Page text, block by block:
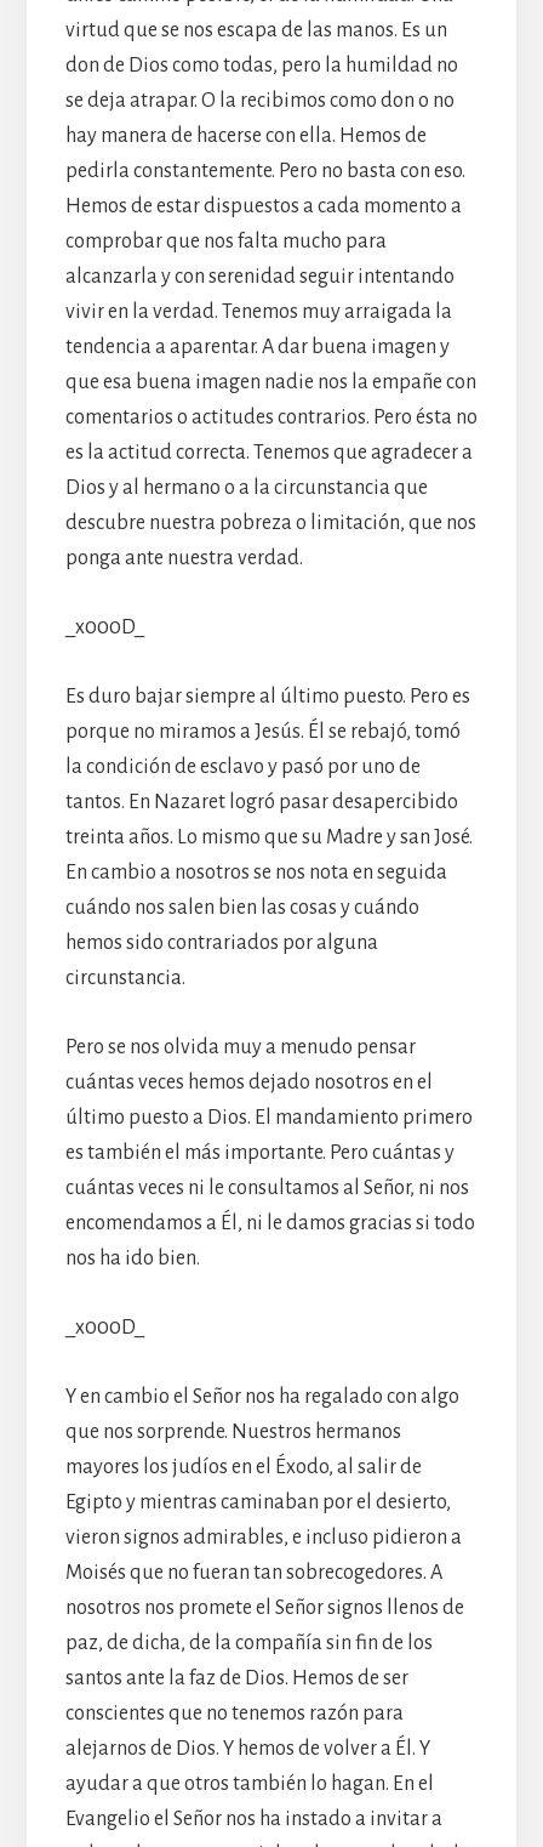
virtud que se nos escapa de las manos. Es un
don de Dios como todas, pero la humildad no
se deja atrapar. O la recibimos como don o no
hay manera de hacerse con ella. Hemos de
pedirla constantemente. Pero no basta con eso.
Hemos de estar dispuestos a cada momento a
comprobar que nos falta mucho para
alcanzarla y con serenidad seguir intentando
vivir en la verdad. Tenemos muy arraigada la
tendencia a aparentar. A dar buena imagen y
que esa buena imagen nadie nos la empañe con
comentarios o actitudes contrarios. Pero ésta no
es la actitud correcta. Tenemos que agradecer a
Dios y al hermano o a la circunstancia que
descubre nuestra pobreza o limitación, que nos
ponga ante nuestra verdad.
_x000D_
Es duro bajar siempre al último puesto. Pero es
porque no miramos a Jesús. Él se rebajó, tomó
la condición de esclavo y pasó por uno de
tantos. En Nazaret logró pasar desapercibido
treinta años. Lo mismo que su Madre y san José.
En cambio a nosotros se nos nota en seguida
cuándo nos salen bien las cosas y cuándo
hemos sido contrariados por alguna
circunstancia.
Pero se nos olvida muy a menudo pensar
cuántas veces hemos dejado nosotros en el
último puesto a Dios. El mandamiento primero
es también el más importante. Pero cuántas y
cuántas veces ni le consultamos al Señor, ni nos
encomendamos a Él, ni le damos gracias si todo
nos ha ido bien.
_x000D_
Y en cambio el Señor nos ha regalado con algo
que nos sorprende. Nuestros hermanos
mayores los judíos en el Éxodo, al salir de
Egipto y mientras caminaban por el desierto,
vieron signos admirables, e incluso pidieron a
Moisés que no fueran tan sobrecogedores. A
nosotros nos promete el Señor signos llenos de
paz, de dicha, de la compañía sin fin de los
santos ante la faz de Dios. Hemos de ser
conscientes que no tenemos razón para
alejarnos de Dios. Y hemos de volver a Él. Y
ayudar a que otros también lo hagan. En el
Evangelio el Señor nos ha instado a invitar a